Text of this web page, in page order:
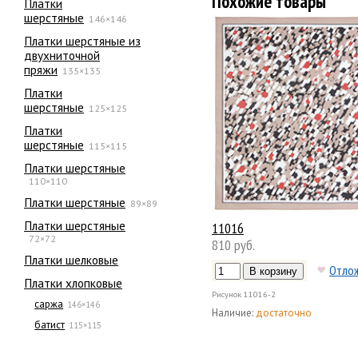
Платки
шерстяные 146×146
Платки шерстяные из
двухниточной
пряжи 135×135
Платки
шерстяные 125×125
Платки
шерстяные 115×115
Платки шерстяные
110×110
Платки шерстяные 89×89
Платки шерстяные
72×72
Платки шелковые
Платки хлопковые
саржа 146×146
батист 115×115
11016
810 руб.
Рисунок 11016-2
Наличие: достаточно